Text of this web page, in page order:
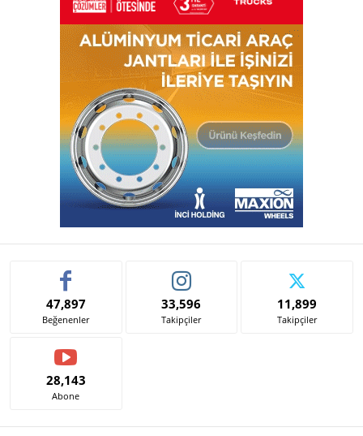
47,897
Beğenenler
33,596
Takipçiler
11,899
Takipçiler
28,143
Abone